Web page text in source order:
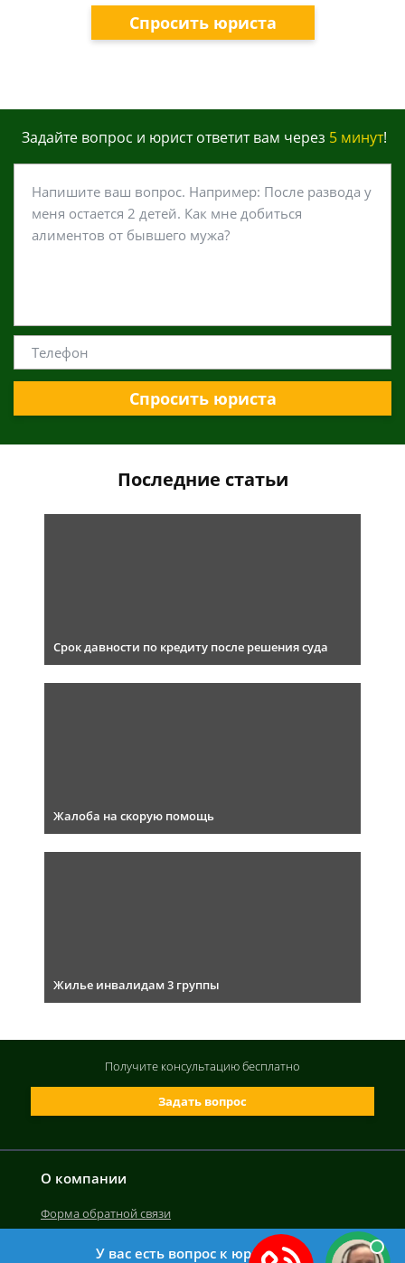
Спросить юриста
Задайте вопрос и юрист ответит вам через 5 минут!
Спросить юриста
Последние статьи
Срок давности по кредиту после решения суда
Жалоба на скорую помощь
Жилье инвалидам 3 группы
О компании
Форма обратной связи
Задать вопрос
Получите консультациюбесплатно
У вас есть вопрос к юристу?